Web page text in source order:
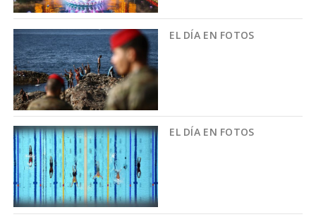
EL DÍA EN FOTOS
EL DÍA EN FOTOS